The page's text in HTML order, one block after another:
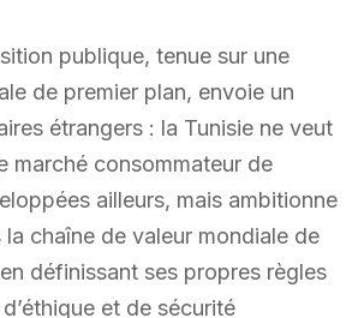
publique, tenue sur une
de premier plan, envoie un
étrangers : la Tunisie ne veut
marché consommateur de
ailleurs, mais ambitionne
la chaîne de valeur mondiale de
définissant ses propres règles
et de sécurité